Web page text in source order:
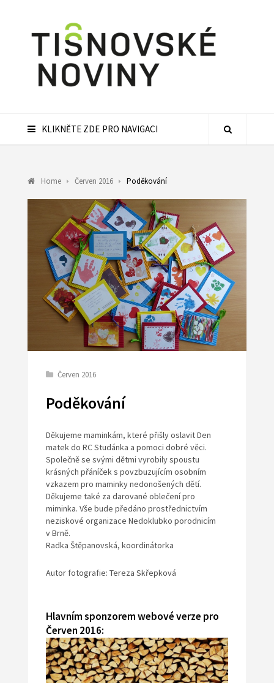
KLIKNĚTE ZDE PRO NAVIGACI
Home Červen 2016 Poděkování
Červen 2016
Poděkování
Děkujeme maminkám, které přišly oslavit Den
matek do RC Studánka a pomoci dobré věci.
Společně se svými dětmi vyrobily spoustu
krásných přáníček s povzbuzujícím osobním
vzkazem pro maminky nedonošených dětí.
Děkujeme také za darované oblečení pro
miminka. Vše bude předáno prostřednictvím
neziskové organizace Nedoklubko porodnicím
v Brně.
Radka Štěpanovská, koordinátorka
Autor fotografie: Tereza Skřepková
Hlavním sponzorem webové verze pro
Červen 2016: